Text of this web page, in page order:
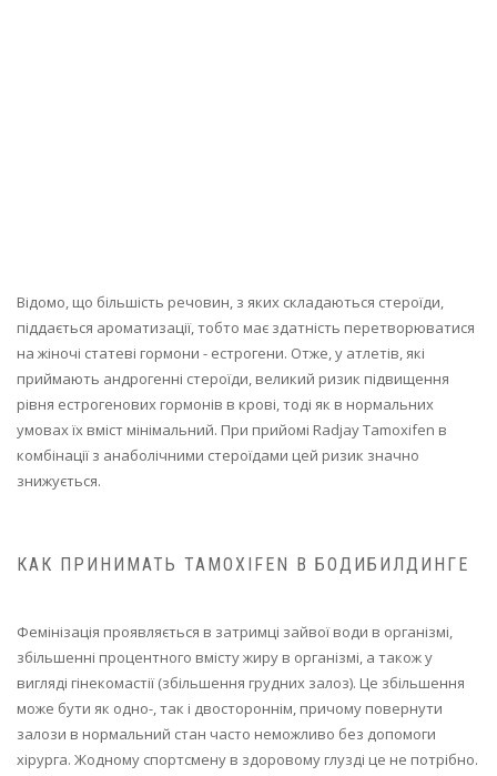
Відомо, що більшість речовин, з яких складаються стероїди,
піддається ароматизації, тобто має здатність перетворюватися
на жіночі статеві гормони - естрогени. Отже, у атлетів, які
приймають андрогенні стероїди, великий ризик підвищення
рівня естрогенових гормонів в крові, тоді як в нормальних
умовах їх вміст мінімальний. При прийомі Radjay Tamoxifen в
комбінації з анаболічними стероїдами цей ризик значно
знижується.
КАК ПРИНИМАТЬ TAMOXIFEN В БОДИБИЛДИНГЕ
Фемінізація проявляється в затримці зайвої води в організмі,
збільшенні процентного вмісту жиру в організмі, а також у
вигляді гінекомастії (збільшення грудних залоз). Це збільшення
може бути як одно-, так і двостороннім, причому повернути
залози в нормальний стан часто неможливо без допомоги
хірурга. Жодному спортсмену в здоровому глузді це не потрібно.